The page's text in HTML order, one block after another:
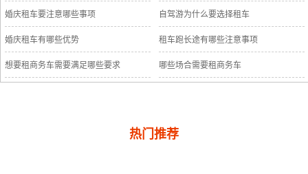
婚庆租车要注意哪些事项 自驾游为什么要选择租车
婚庆租车有哪些优势 租车跑长途有哪些注意事项
想要租商务车需要满足哪些要求 哪些场合需要租商务车
热门推荐